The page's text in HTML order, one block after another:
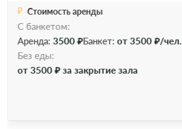
Позвонить
Стоимость аренды
С банкетом:
Аренда: 3500 ₽Банкет:от 3500 ₽/чел.
Без еды:
от 3500 ₽ за закрытие зала